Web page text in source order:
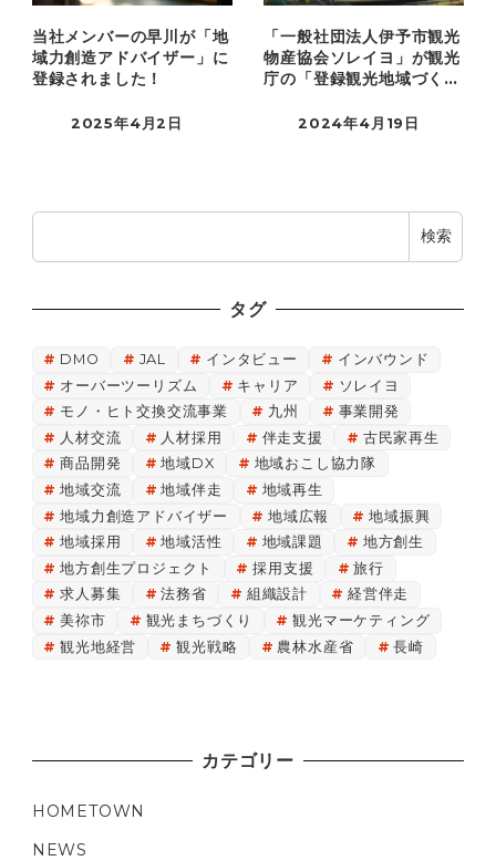
当社メンバーの早川が「地
域力創造アドバイザー」に
登録されました！
2025年4月2日
「一般社団法人伊予市観光
物産協会ソレイヨ」が観光
庁の「登録観光地域づくり
2024年4月19日
検索
タグ
DMO JAL インタビュー
インバウンド
オーバーツーリズム
キャリア
ソレイヨ
モノ・ヒト交換交流事業
九州
事業開発
人材交流
人材採用 伴走支援
古民家再生
商品開発
地域DX
地域おこし協力隊
地域交流
地域伴走
地域再生
地域力創造アドバイザー
地域広報
地域振興
地域採用
地域活性 地域課題
地方創生
地方創生プロジェクト
採用支援
旅行
求人募集
法務省 組織設計
経営伴走
美祢市
観光まちづくり
観光マーケティング
観光地経営
観光戦略 農林水産省 長崎
カテゴリー
HOMETOWN
NEWS